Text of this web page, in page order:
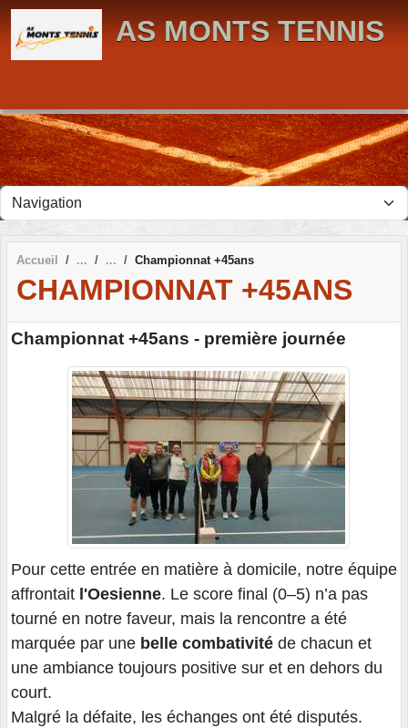
AS MONTS TENNIS
Accueil Championnat +45ans
CHAMPIONNAT +45ANS
Championnat +45ans - première journée
Pour cette entrée en matière à domicile, notre équipe
affrontait l'Oesienne. Le score final (0–5) n’a pas
tourné en notre faveur, mais la rencontre a été
marquée par une belle combativité de chacun et
une ambiance toujours positive sur et en dehors du
court.
Malgré la défaite, les échanges ont été disputés.
Panneau de gestion des cookies